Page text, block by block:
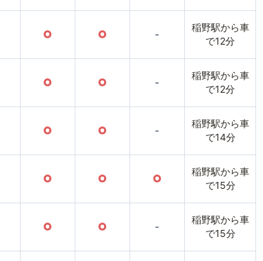
○ ○ -
稲野駅から車
で12分
○ ○ -
稲野駅から車
で12分
○ ○ -
稲野駅から車
で14分
○ ○ ○
稲野駅から車
で15分
○ ○ -
稲野駅から車
で15分